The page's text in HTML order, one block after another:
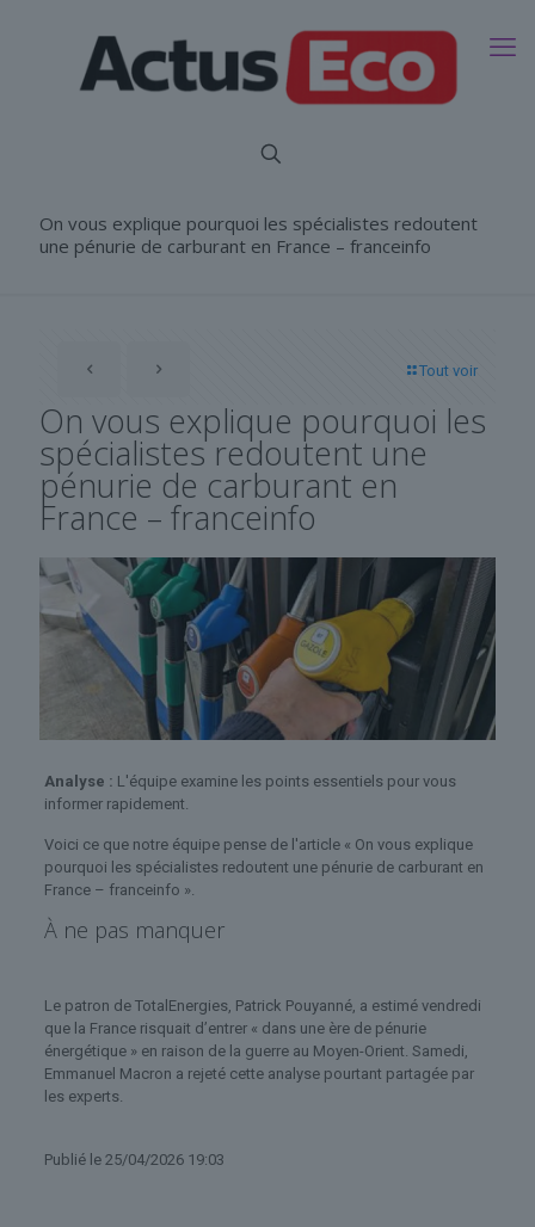
On vous explique pourquoi les spécialistes redoutent
une pénurie de carburant en France – franceinfo
Tout voir
On vous explique pourquoi les
spécialistes redoutent une
pénurie de carburant en
France – franceinfo
Analyse : L'équipe examine les points essentiels pour vous
informer rapidement.
Voici ce que notre équipe pense de l'article « On vous explique
pourquoi les spécialistes redoutent une pénurie de carburant en
France – franceinfo ».
À ne pas manquer
Le patron de TotalEnergies, Patrick Pouyanné, a estimé vendredi
que la France risquait d’entrer « dans une ère de pénurie
énergétique » en raison de la guerre au Moyen-Orient. Samedi,
Emmanuel Macron a rejeté cette analyse pourtant partagée par
les experts.
Publié le 25/04/2026 19:03